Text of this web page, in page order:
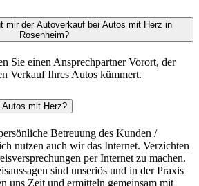
mir der Autoverkauf bei Autos mit Herz in
Rosenheim?
Sie einen Ansprechpartner Vorort, der
Verkauf Ihres Autos kümmert.
mit Herz?
Betreuung des Kunden /
nutzen auch wir das Internet. Verzichten
per Internet zu machen.
sind unseriös und in der Praxis
uns Zeit und ermitteln gemeinsam mit